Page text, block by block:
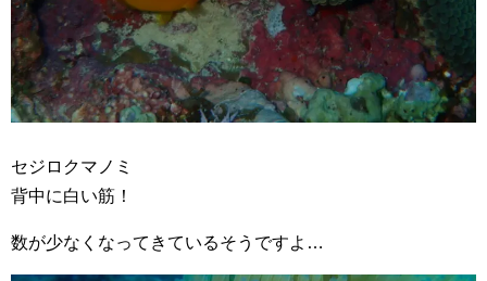
セジロクマノミ
背中に白い筋！
数が少なくなってきているそうですよ…